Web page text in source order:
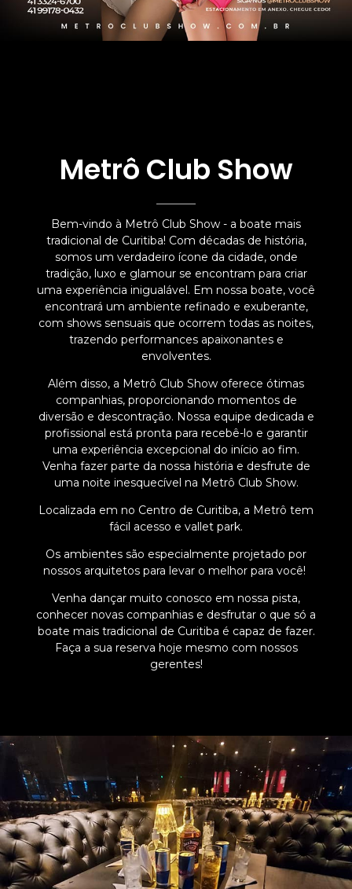
Metrô Club Show
Bem-vindo à Metrô Club Show - a boate mais
tradicional de Curitiba! Com décadas de história,
somos um verdadeiro ícone da cidade, onde
tradição, luxo e glamour se encontram para criar
uma experiência inigualável. Em nossa boate, você
encontrará um ambiente refinado e exuberante,
com shows sensuais que ocorrem todas as noites,
trazendo performances apaixonantes e
envolventes.
Além disso, a Metrô Club Show oferece ótimas
companhias, proporcionando momentos de
diversão e descontração. Nossa equipe dedicada e
profissional está pronta para recebê-lo e garantir
uma experiência excepcional do início ao fim.
Venha fazer parte da nossa história e desfrute de
uma noite inesquecível na Metrô Club Show.
Localizada em no Centro de Curitiba, a Metrô tem
fácil acesso e vallet park.
Os ambientes são especialmente projetado por
nossos arquitetos para levar o melhor para você!
Venha dançar muito conosco em nossa pista,
conhecer novas companhias e desfrutar o que só a
boate mais tradicional de Curitiba é capaz de fazer.
Faça a sua reserva hoje mesmo com nossos
gerentes!